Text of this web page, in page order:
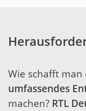
Wie schafft man
umfassendes
machen? RTL